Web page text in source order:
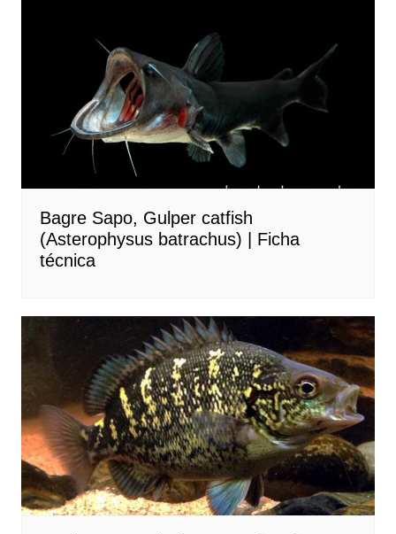
Bagre Sapo, Gulper catfish
(Asterophysus batrachus) | Ficha
técnica